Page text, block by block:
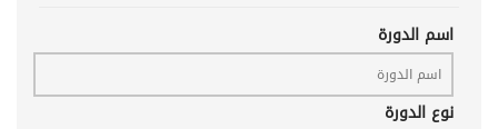
اسم الدورة
نوع الدورة